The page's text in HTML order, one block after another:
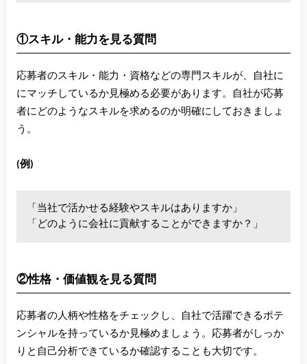
①スキル・能力を見る質問
応募者のスキル・能力・資格などの専門スキルが、自社に
にマッチしているか見極める必要があります。自社が応募
者にどのようなスキルを求めるのか明確にしておきましょ
う。
(例)
「当社で活かせる経験やスキルはありますか」
「どのように会社に貢献することができますか？」
②性格・価値観を見る質問
応募者の人柄や性格をチェックし、自社で活躍できるポテ
ンシャルを持っているか見極めましょう。応募者がしっか
りと自己分析できているか確認することも大切です。